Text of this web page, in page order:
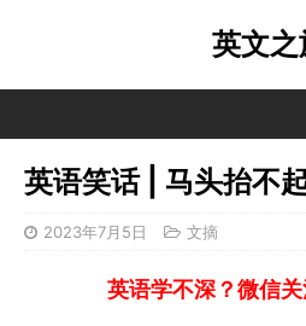
英文之
英语笑话 | 马头抬不
2023年7月5日 文摘
英语学不深？微信